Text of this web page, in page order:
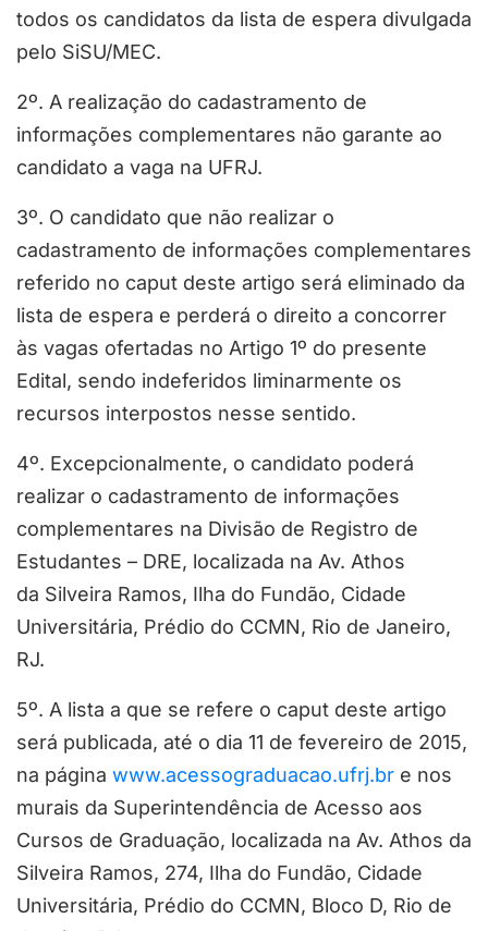
todos os candidatos da lista de espera divulgada
pelo SiSU/MEC.
2º. A realização do cadastramento de
informações complementares não garante ao
candidato a vaga na UFRJ.
3º. O candidato que não realizar o
cadastramento de informações complementares
referido no caput deste artigo será eliminado da
lista de espera e perderá o direito a concorrer
às vagas ofertadas no Artigo 1º do presente
Edital, sendo indeferidos liminarmente os
recursos interpostos nesse sentido.
4º. Excepcionalmente, o candidato poderá
realizar o cadastramento de informações
complementares na Divisão de Registro de
Estudantes – DRE, localizada na Av. Athos
da Silveira Ramos, Ilha do Fundão, Cidade
Universitária, Prédio do CCMN, Rio de Janeiro,
RJ.
5º. A lista a que se refere o caput deste artigo
será publicada, até o dia 11 de fevereiro de 2015,
na página www.acessograduacao.ufrj.br e nos
murais da Superintendência de Acesso aos
Cursos de Graduação, localizada na Av. Athos da
Silveira Ramos, 274, Ilha do Fundão, Cidade
Universitária, Prédio do CCMN, Bloco D, Rio de